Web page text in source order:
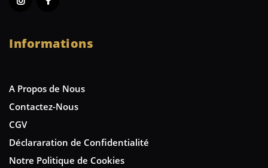
Informations
A Propos de Nous
Contactez-Nous
CGV
Déclararation de Confidentialité
Notre Politique de Cookies